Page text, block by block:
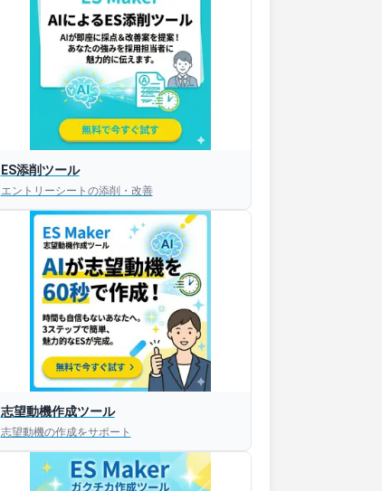
ES添削ツール
エントリーシートの添削・改善
志望動機作成ツール
志望動機の作成をサポート